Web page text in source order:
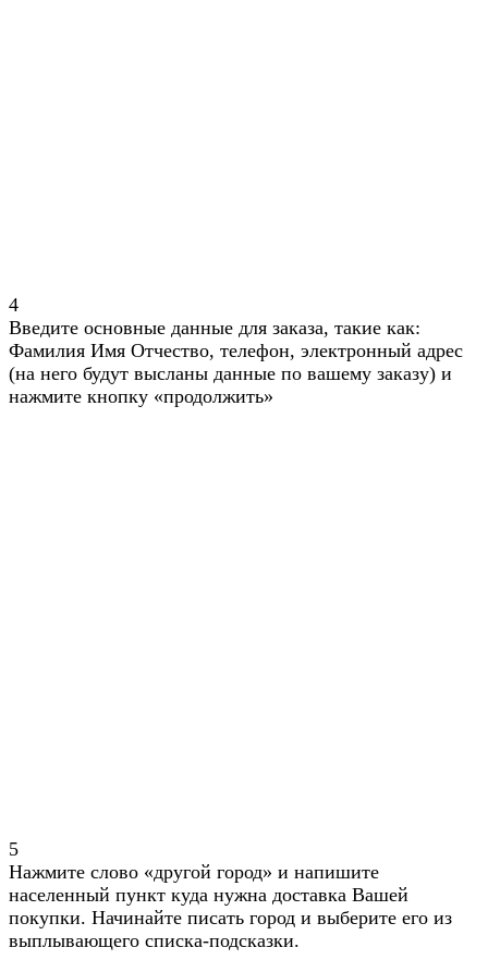
4
Введите основные данные для заказа, такие как:
Фамилия Имя Отчество, телефон, электронный адрес
(на него будут высланы данные по вашему заказу) и
нажмите кнопку «продолжить»
5
Нажмите слово «другой город» и напишите
населенный пункт куда нужна доставка Вашей
покупки. Начинайте писать город и выберите его из
выплывающего списка-подсказки.